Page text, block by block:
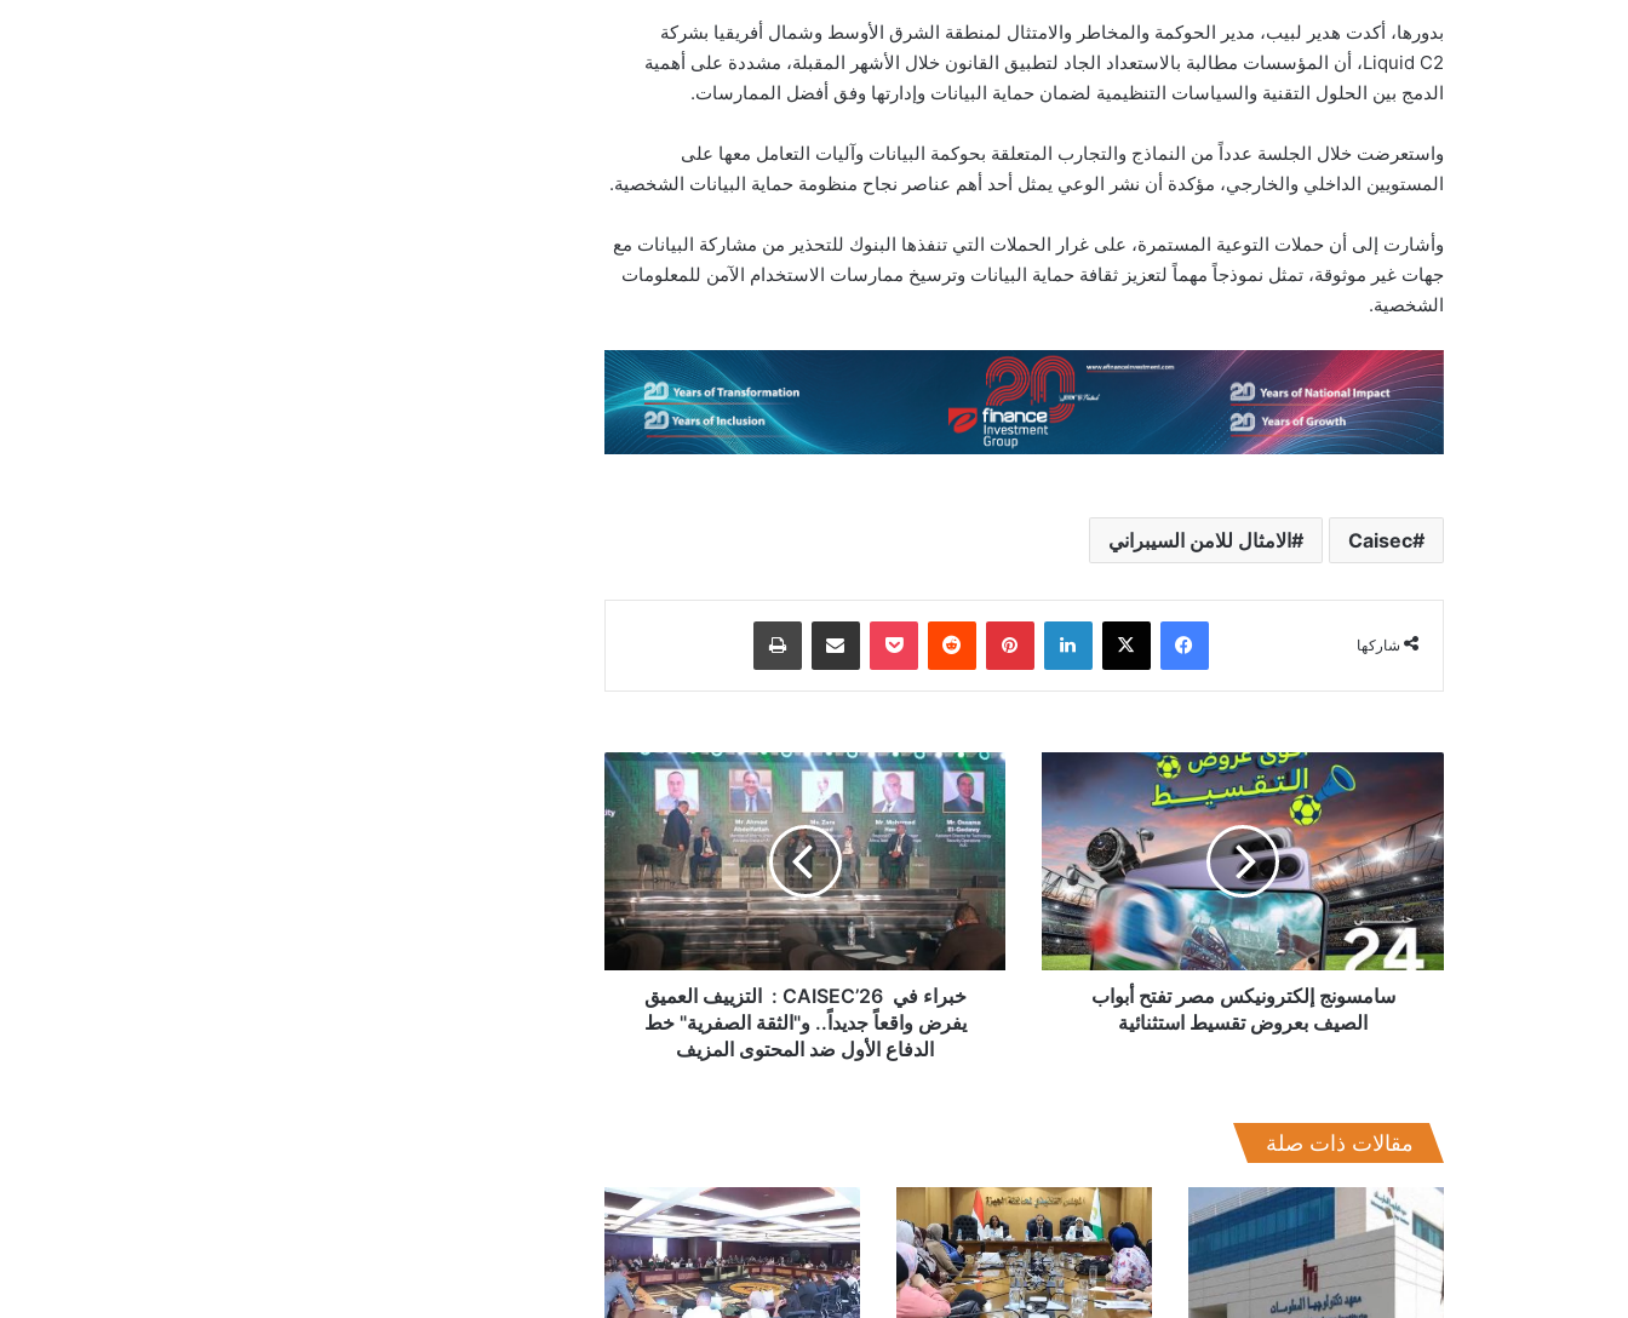
بدورها، أكدت هدير لبيب، مدير الحوكمة والمخاطر والامتثال لمنطقة الشرق الأوسط وشمال أفريقيا بشركة
Liquid C2، أن المؤسسات مطالبة بالاستعداد الجاد لتطبيق القانون خلال الأشهر المقبلة، مشددة على أهمية
الدمج بين الحلول التقنية والسياسات التنظيمية لضمان حماية البيانات وإدارتها وفق أفضل الممارسات.
واستعرضت خلال الجلسة عدداً من النماذج والتجارب المتعلقة بحوكمة البيانات وآليات التعامل معها على
المستويين الداخلي والخارجي، مؤكدة أن نشر الوعي يمثل أحد أهم عناصر نجاح منظومة حماية البيانات الشخصية.
وأشارت إلى أن حملات التوعية المستمرة، على غرار الحملات التي تنفذها البنوك للتحذير من مشاركة البيانات مع
جهات غير موثوقة، تمثل نموذجاً مهماً لتعزيز ثقافة حماية البيانات وترسيخ ممارسات الاستخدام الآمن للمعلومات
الشخصية.
Caisec الامثال للامن السيبراني
شاركها
فيسبوك ‫X لينكدإن بينتيريست
‏Reddit
‫Pocket مشاركة عبر البريد طباعة
سامسونج
مصر
تفتح
أبواب
الصيف
بعروض
تقسيط
استثنائية
سامسونج إلكترونيكس مصر تفتح أبواب
الصيف بعروض تقسيط استثنائية
خبراء
في
CAISEC’26
العميق
يفرض
جديداً..
و"الثقة
الصفرية"
خبراء في CAISEC’26 : التزييف العميق
يفرض واقعاً جديداً.. و"الثقة الصفرية" خط
الدفاع الأول ضد المحتوى المزيف
مقالات ذات صلة